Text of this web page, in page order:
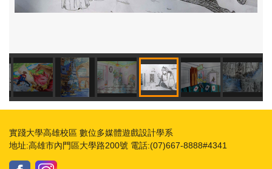
實踐大學高雄校區 數位多媒體遊戲設計學系
地址:高雄市內門區大學路200號 電話:(07)667-8888#4341